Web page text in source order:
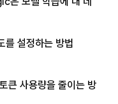
를 설정하는 방법
큰 사용량을 줄이는 방